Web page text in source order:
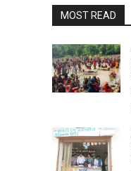
MOST READ